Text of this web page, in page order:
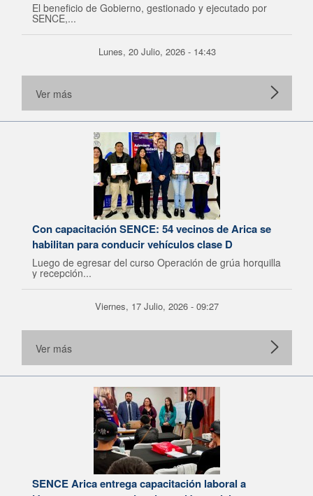
El beneficio de Gobierno, gestionado y ejecutado por
SENCE,...
Lunes, 20 Julio, 2026 - 14:43
Ver más
Con capacitación SENCE: 54 vecinos de Arica se
habilitan para conducir vehículos clase D
Luego de egresar del curso Operación de grúa horquilla
y recepción...
Viernes, 17 Julio, 2026 - 09:27
Ver más
SENCE Arica entrega capacitación laboral a